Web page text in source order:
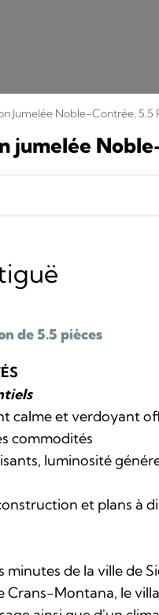
Jumelée Noble-Contrée, 5.5
jumelée
de 5.5 pièces
calme et verdoyant
commodités
luminosité
et plans à
minutes de la ville de
Crans-Montana, le